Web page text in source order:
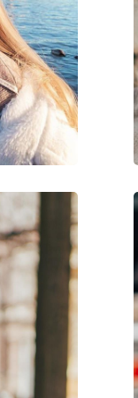
Мужские
Солнцезащитные
Oakley
Спорт